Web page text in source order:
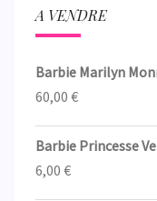
A VENDRE
Barbie Marilyn
60,00 €
Barbie Princesse
6,00 €